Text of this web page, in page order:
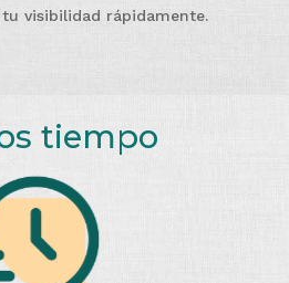
visibilidad rápidamente.
tiempo